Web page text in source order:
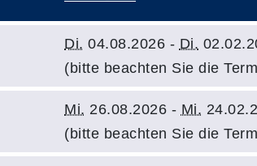
Di. 04.08.2026 - Di.
(bitte beachten Sie die
Mi. 26.08.2026 - Mi.
(bitte beachten Sie die